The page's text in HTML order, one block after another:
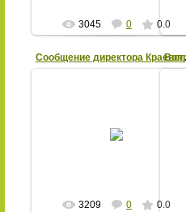
3045 0 0.0
психолого-медико-социального
3209 0 0.0